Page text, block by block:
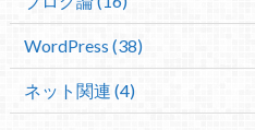
WordPress (38)
ネット関連 (4)